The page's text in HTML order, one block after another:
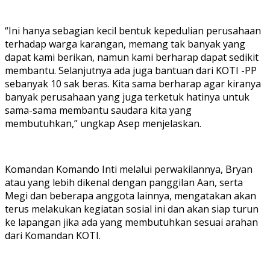
“Ini hanya sebagian kecil bentuk kepedulian perusahaan
terhadap warga karangan, memang tak banyak yang
dapat kami berikan, namun kami berharap dapat sedikit
membantu. Selanjutnya ada juga bantuan dari KOTI -PP
sebanyak 10 sak beras. Kita sama berharap agar kiranya
banyak perusahaan yang juga terketuk hatinya untuk
sama-sama membantu saudara kita yang
membutuhkan,” ungkap Asep menjelaskan.
Komandan Komando Inti melalui perwakilannya, Bryan
atau yang lebih dikenal dengan panggilan Aan, serta
Megi dan beberapa anggota lainnya, mengatakan akan
terus melakukan kegiatan sosial ini dan akan siap turun
ke lapangan jika ada yang membutuhkan sesuai arahan
dari Komandan KOTI.